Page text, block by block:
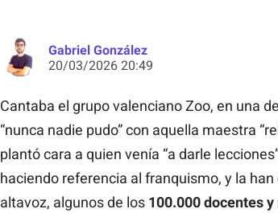
Gabriel González
20/03/2026 20:49
Cantaba el grupo valenciano Zoo, en una
“nunca nadie pudo” con aquella maestra
plantó cara a quien venía “a darle
haciendo referencia al franquismo, y la
altavoz, algunos de los 100.000 docentes y